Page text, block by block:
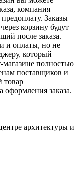
компания
Заказы
корзину будут
после заказа.
и оплаты, но не
который
полностью
поставщиков и
товар
оформления заказа.
архитектуры и